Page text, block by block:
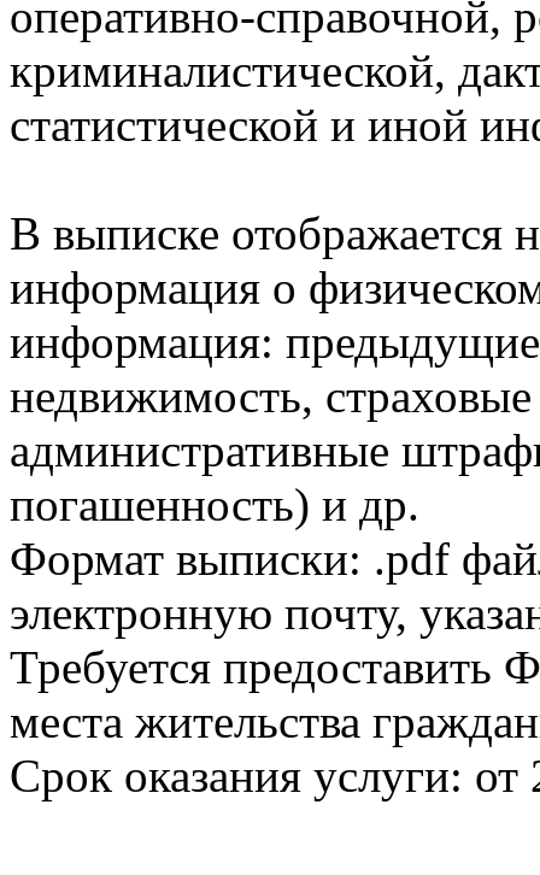
оперативно-справочной,
криминалистической,
статистической и иной
В выписке отображается
информация о
информация:
недвижимость,
административные
погашенность) и др.
Формат выписки: .pdf
электронную почту,
Требуется
места жительства
Срок оказания услуги: от